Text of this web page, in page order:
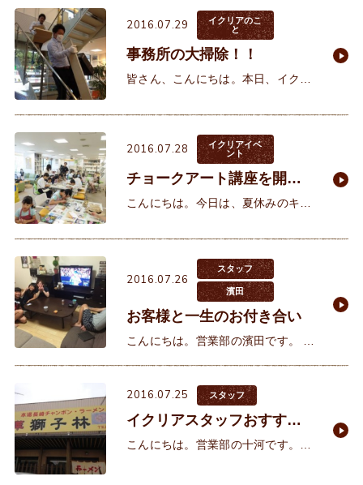
回は『お風呂・キッチン・トイレ・
2016.07.29
イクリアのこ
と
事務所の大掃除！！
皆さん、こんにちは。本日、イクリ
除をしました！ 倉庫を整理して、
要らない物をどんどんどんどん集
2016.07.28
イクリアイベ
ント
チョークアート講座を開催
しました！
こんにちは。今日は、夏休みのキッ
座』をイクリアにて開催しました！
明石ケーブルテレビからは取材も入
って、賑やかに始まりましたよ。
2016.07.26
スタッフ
濱田
お客様と一生のお付き合い
こんにちは。営業部の濱田です。 先
来ました。約8年前にお引渡しした
お客様でしたが、い
2016.07.25 スタッフ
イクリアスタッフおすすめ
のお店
こんにちは。営業部の十河です。巷